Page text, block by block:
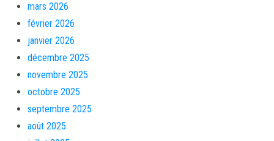
mars 2026
février 2026
janvier 2026
décembre 2025
novembre 2025
octobre 2025
septembre 2025
août 2025